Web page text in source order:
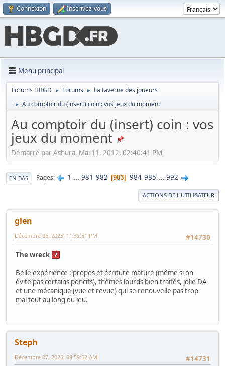
Connexion Inscrivez-vous
Menu principal
Forums HBGD ► Forums ► La taverne des joueurs
► Au comptoir du (insert) coin : vos jeux du moment
Au comptoir du (insert) coin : vos
jeux du moment
Démarré par Ashura, Mai 11, 2012, 02:40:41 PM
EN BAS Pages 1 ... 981 982 983 984 985 ... 992
ACTIONS DE L'UTILISATEUR
glen
#14730
Décembre 06, 2025, 11:32:51 PM
The wreck
Belle expérience : propos et écriture mature (même si on
évite pas certains poncifs), thèmes lourds bien traités, jolie DA
et une mécanique (vue et revue) qui se renouvelle pas trop
mal tout au long du jeu.
Steph
#14731
Décembre 07, 2025, 08:59:52 AM